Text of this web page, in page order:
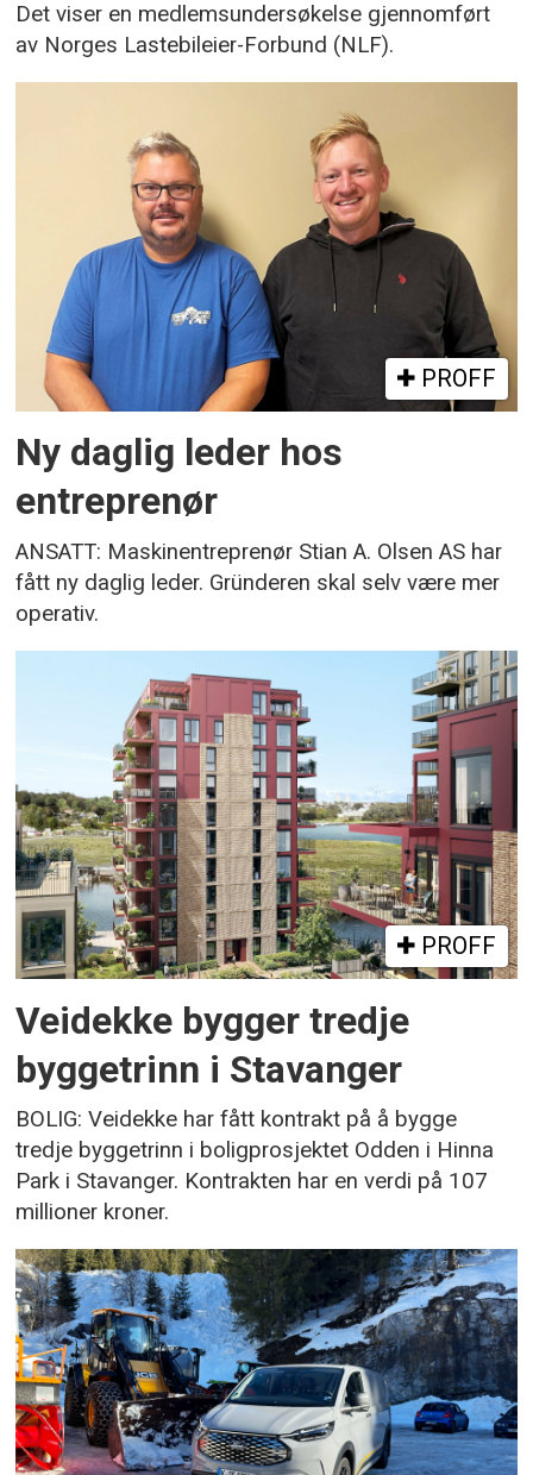
Det viser en medlemsundersøkelse gjennomført
av Norges Lastebileier-Forbund (NLF).
PROFF
Ny daglig leder hos
entreprenør
ANSATT: Maskinentreprenør Stian A. Olsen AS har
fått ny daglig leder. Gründeren skal selv være mer
operativ.
PROFF
Veidekke bygger tredje
byggetrinn i Stavanger
BOLIG: Veidekke har fått kontrakt på å bygge
tredje byggetrinn i boligprosjektet Odden i Hinna
Park i Stavanger. Kontrakten har en verdi på 107
millioner kroner.